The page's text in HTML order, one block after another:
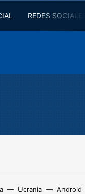
REDES
Ucrania Android